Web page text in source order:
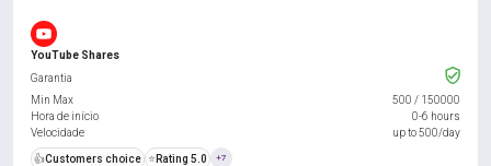
YouTube Shares
Garantia
Min Max
500 / 150000
Hora de início
0-6 hours
Velocidade
up to 500/day
👍Customers choice ⭐ Rating 5.0 +7